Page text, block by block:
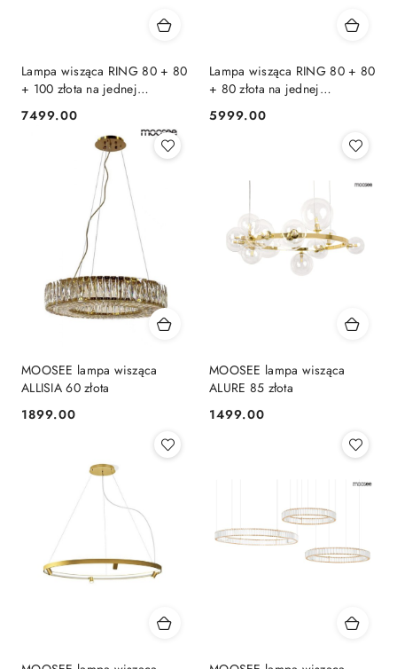
Lampa wisząca RING 80 + 80
+ 100 złota na jednej
Cena:
7499.00
Lampa wisząca RING 80 + 80
+ 80 złota na jednej
Cena:
5999.00
MOOSEE lampa wisząca
ALLISIA 60 złota
Cena:
1899.00
MOOSEE lampa wisząca
ALURE 85 złota
Cena:
1499.00